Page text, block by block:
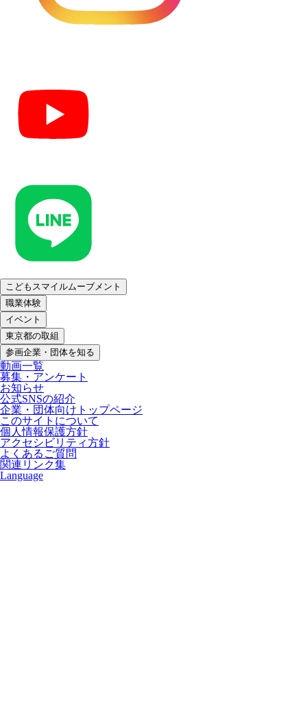
こどもスマイルムーブメント
職業体験
イベント
東京都の取組
参画企業・団体を知る
動画一覧
募集・アンケート
お知らせ
公式SNSの紹介
企業・団体向けトップページ
このサイトについて
個人情報保護方針
アクセシビリティ方針
よくあるご質問
関連リンク集
Language